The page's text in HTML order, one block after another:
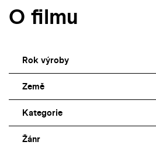
dobrým ukázkám tvrdé
materiál, využívaný často pro
O filmu
Rok výroby
Země
Kategorie
Žánr